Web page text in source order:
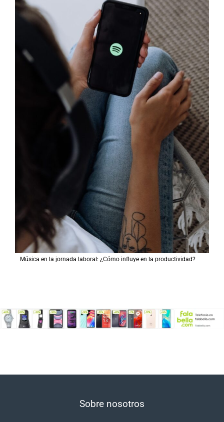
Música en la jornada laboral: ¿Cómo influye en la productividad?
Sobre nosotros